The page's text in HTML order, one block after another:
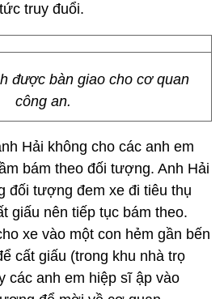
truy đuổi.
được bàn giao cho cơ quan
công an.
Hải không cho các anh em
bám theo đối tượng. Anh Hải
đối tượng đem xe đi tiêu thụ
giấu nên tiếp tục bám theo.
xe vào một con hẻm gần bến
cất giấu (trong khu nhà trọ
các anh em hiệp sĩ ập vào